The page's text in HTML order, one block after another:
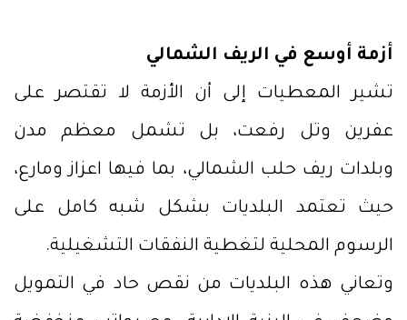
أزمة أوسع في الريف الشمالي
تشير المعطيات إلى أن الأزمة لا تقتصر على
عفرين وتل رفعت، بل تشمل معظم مدن
وبلدات ريف حلب الشمالي، بما فيها اعزاز ومارع،
حيث تعتمد البلديات بشكل شبه كامل على
الرسوم المحلية لتغطية النفقات التشغيلية.
وتعاني هذه البلديات من نقص حاد في التمويل